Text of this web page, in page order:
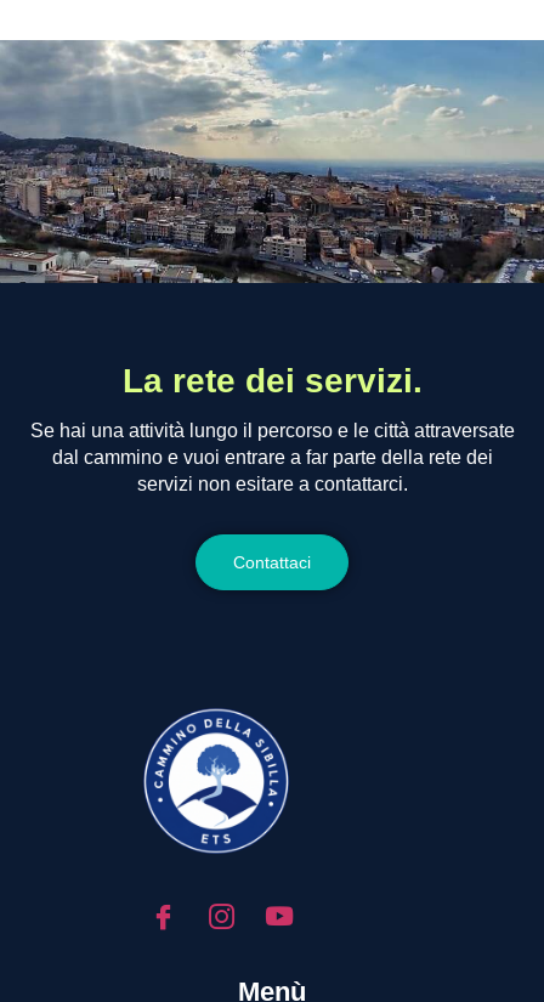
La rete dei servizi.
Se hai una attività lungo il percorso e le città attraversate
dal cammino e vuoi entrare a far parte della rete dei
servizi non esitare a contattarci.
Contattaci
Menù